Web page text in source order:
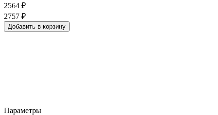
2564 ₽
2757 ₽
Добавить в корзину
Параметры